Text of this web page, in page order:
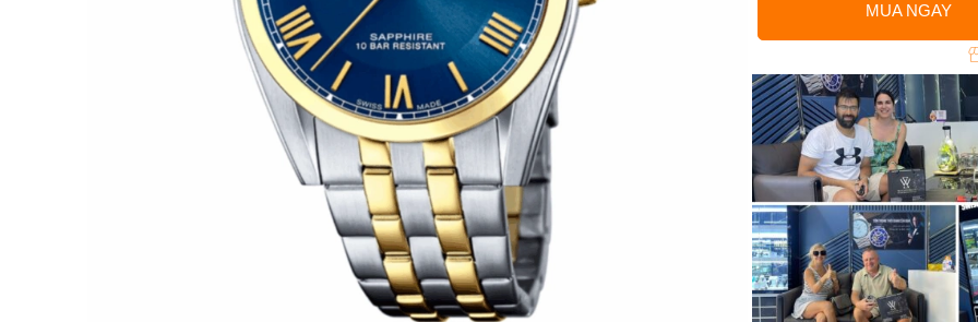
MUA NGAY